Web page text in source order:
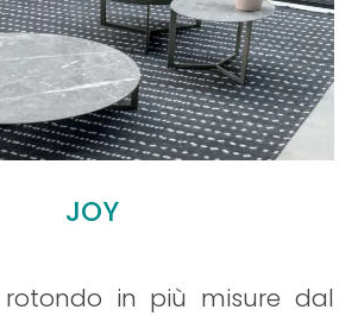
Un tavolino pensato per